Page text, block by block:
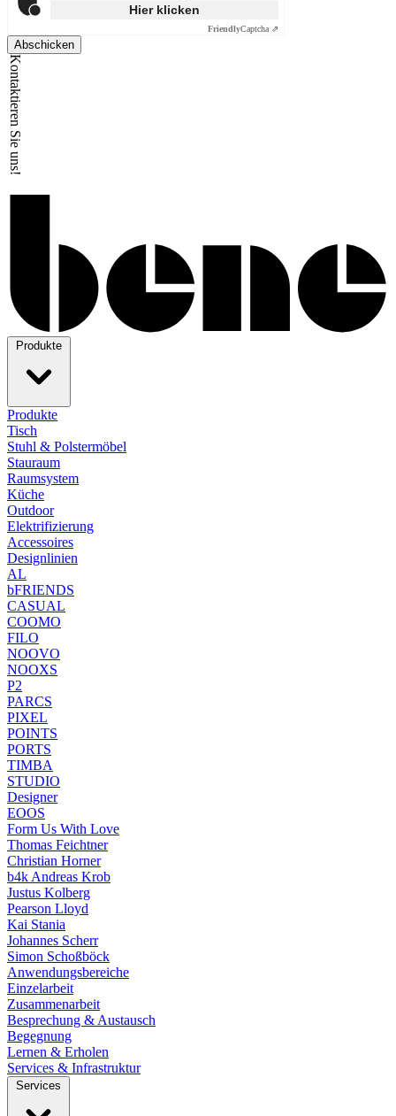
Hier klicken
FriendlyCaptcha ⇗
Abschicken
Kontaktieren Sie uns!
Produkte
Produkte
Tisch
Stuhl & Polstermöbel
Stauraum
Raumsystem
Küche
Outdoor
Elektrifizierung
Accessoires
Designlinien
AL
bFRIENDS
CASUAL
COOMO
FILO
NOOVO
NOOXS
P2
PARCS
PIXEL
POINTS
PORTS
TIMBA
STUDIO
Designer
EOOS
Form Us With Love
Thomas Feichtner
Christian Horner
b4k Andreas Krob
Justus Kolberg
Pearson Lloyd
Kai Stania
Johannes Scherr
Simon Schoßböck
Anwendungsbereiche
Einzelarbeit
Zusammenarbeit
Besprechung & Austausch
Begegnung
Lernen & Erholen
Services & Infrastruktur
Services